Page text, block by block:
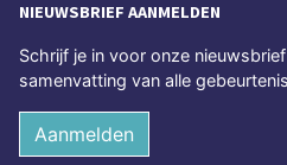
NIEUWSBRIEF AANMELDEN
Schrijf je in voor onze
samenvatting van alle
Aanmelden